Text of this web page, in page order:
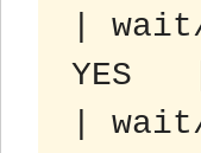
|
YES   |
|